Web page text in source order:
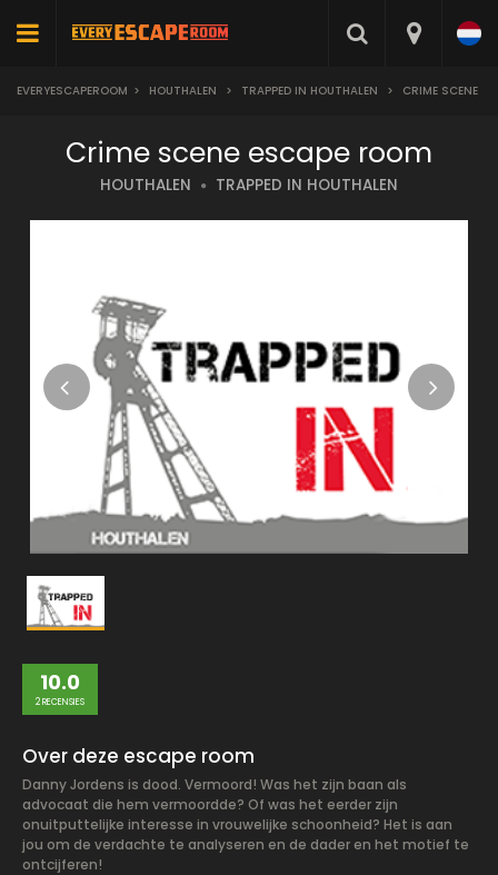
EVERYESCAPEROOM > HOUTHALEN > TRAPPED IN HOUTHALEN > CRIME SCENE
Crime scene escape room
HOUTHALEN TRAPPED IN HOUTHALEN
10.0
2 RECENSIES
Over deze escape room
Danny Jordens is dood. Vermoord! Was het zijn baan als
advocaat die hem vermoordde? Of was het eerder zijn
onuitputtelijke interesse in vrouwelijke schoonheid? Het is aan
jou om de verdachte te analyseren en de dader en het motief te
ontcijferen!